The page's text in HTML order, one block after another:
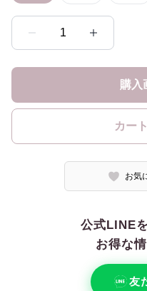
1
購入
カー
お気
公式LINEを
お得な
友